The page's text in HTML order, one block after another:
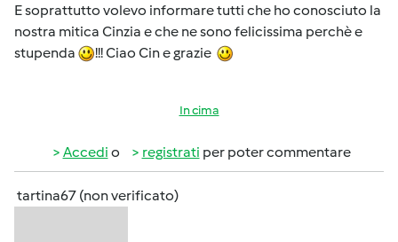
E soprattutto volevo informare tutti che ho conosciuto la
nostra mitica Cinzia e che ne sono felicissima perchè e
stupenda
!!! Ciao Cin e grazie
In cima
Accedi o registrati per poter commentare
tartina67 (non verificato)